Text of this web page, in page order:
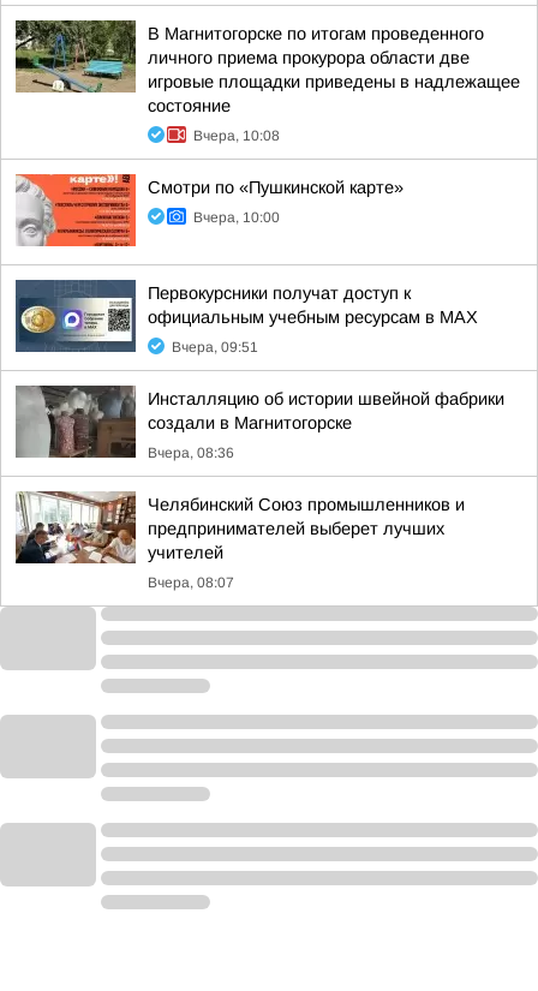
В Магнитогорске по итогам проведенного
личного приема прокурора области две
игровые площадки приведены в надлежащее
состояние
Вчера, 10:08
Смотри по «Пушкинской карте»
Вчера, 10:00
Первокурсники получат доступ к
официальным учебным ресурсам в MAX
Вчера, 09:51
Инсталляцию об истории швейной фабрики
создали в Магнитогорске
Вчера, 08:36
Челябинский Союз промышленников и
предпринимателей выберет лучших
учителей
Вчера, 08:07